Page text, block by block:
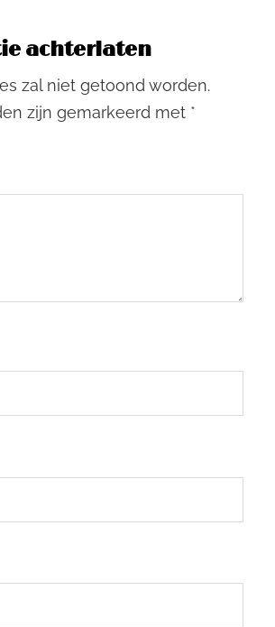
achterlaten
zal niet getoond worden.
zijn gemarkeerd met *